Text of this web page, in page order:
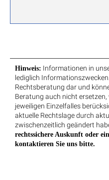
Hinweis: Informationen in
lediglich
Rechtsberatung dar und
Beratung auch nicht
jeweiligen Einzelfalles
aktuelle Rechtslage durch
zwischenzeitlich geändert
rechtssichere Auskunft oder
kontaktieren Sie uns bitte.